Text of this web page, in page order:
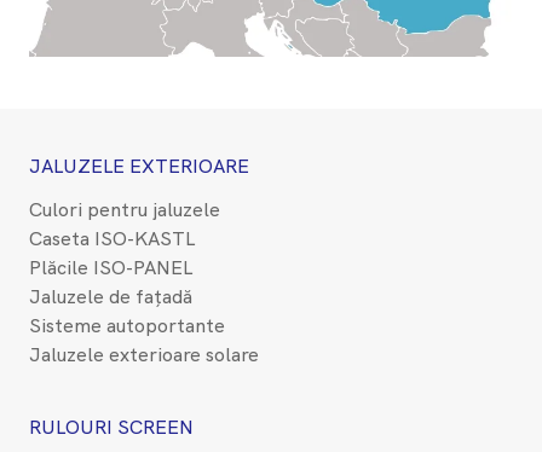
JALUZELE EXTERIOARE
Culori pentru jaluzele
Caseta ISO-KASTL
Plăcile ISO-PANEL
Jaluzele de fațadă
Sisteme autoportante
Jaluzele exterioare solare
RULOURI SCREEN